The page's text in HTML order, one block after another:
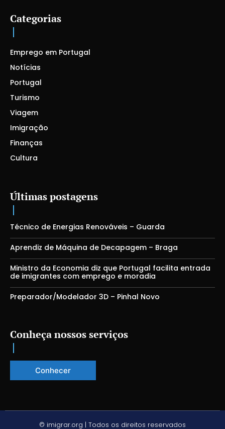
Categorias
Emprego em Portugal
Notícias
Portugal
Turismo
Viagem
Imigração
Finanças
Cultura
Últimas postagens
Técnico de Energias Renováveis – Guarda
Aprendiz de Máquina de Decapagem – Braga
Ministro da Economia diz que Portugal facilita entrada
de imigrantes com emprego e moradia
Preparador/Modelador 3D – Pinhal Novo
Conheça nossos serviços
Conhecer
© imigrar.org | Todos os direitos reservados